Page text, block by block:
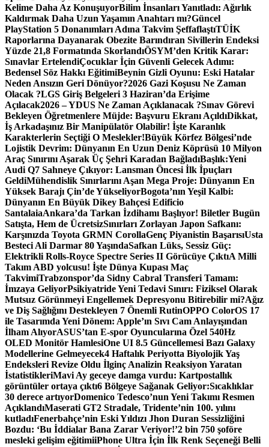
Kelime Daha Az KonuşuyorBilim İnsanları Yanıtladı: Ağırlık
Kaldırmak Daha Uzun Yaşamın Anahtarı mı?Güncel
PlayStation 5 Donanımları Adına Takvim ŞeffaflaştıTÜİK
Raporlarına Dayanarak Obezite Barındıran Sivillerin Endeksi
Yüzde 21,8 Formatında SkorlandıÖSYM’den Kritik Karar:
Sınavlar ErtelendiÇocuklar İçin Güvenli Gelecek Adımı:
Bedensel Söz Hakkı EğitimiBeynin Gizli Oyunu: Eski Hatalar
Neden Ansızın Geri Dönüyor?2026 Gazi Koşusu Ne Zaman
Olacak ?LGS Giriş Belgeleri 3 Haziran’da Erişime
Açılacak2026 – YDUS Ne Zaman Açıklanacak ?Sınav Görevi
Bekleyen Öğretmenlere Müjde: Başvuru Ekranı AçıldıDikkat,
İş Arkadaşınız Bir Manipülatör Olabilir! İşte Karanlık
Karakterlerin Seçtiği O Meslekler!Büyük Körfez Bölgesi’nde
Lojistik Devrim: Dünyanın En Uzun Deniz Köprüsü 10 Milyon
Araç Sınırını Aşarak Üç Şehri Karadan BağladıBaşlık:Yeni
Audi Q7 Sahneye Çıkıyor: Lansman Öncesi İlk İpuçları
GeldiMühendislik Sınırlarını Aşan Mega Proje: Dünyanın En
Yüksek Barajı Çin’de YükseliyorBogota’nın Yeşil Kalbi:
Dünyanın En Büyük Dikey Bahçesi Edificio
SantalaiaAnkara’da Tarkan İzdihamı Başlıyor! Biletler Bugün
Satışta, Hem de ÜcretsizSınırları Zorlayan Japon Safkanı:
Karşınızda Toyota GRMN CorollaGenç Piyanistin BaşarısıUsta
Besteci Ali Darmar 80 YaşındaSafkan Lüks, Sessiz Güç:
Elektrikli Rolls-Royce Spectre Series II Görücüye ÇıktıA Milli
Takım ABD yolcusu! İşte Dünya Kupası Maç
TakvimiTrabzonspor’da Sidny Cabral Transferi Tamam:
İmzaya GeliyorPsikiyatride Yeni Tedavi Sınırı: Fiziksel Olarak
Mutsuz Görünmeyi Engellemek Depresyonu Bitirebilir mi?Ağız
ve Diş Sağlığını Destekleyen 7 Önemli RutinOPPO ColorOS 17
ile Tasarımda Yeni Dönem: Apple’ın Sıvı Cam Anlayışından
İlham AlıyorASUS’tan E-spor Oyuncularına Özel 540Hz
OLED Monitör HamlesiOne UI 8.5 Güncellemesi Bazı Galaxy
Modellerine Gelmeyecek4 Haftalık Periyotta Biyolojik Yaş
Endeksleri Revize Oldu İlginç Analizin Reaksiyon Yaratan
İstatistikleriMavi Ay geceye damga vurdu: Kartpostallık
görüntüler ortaya çıktı6 Bölgeye Sağanak Geliyor:Sıcaklıklar
30 derece artıyorDomenico Tedesco’nun Yeni Takımı Resmen
AçıklandıMaserati GT2 Stradale, Tridente’nin 100. yılını
kutladıFenerbahçe’nin Eski Yıldızı Jhon Duran Sessizliğini
Bozdu: ‘Bu İddialar Bana Zarar Veriyor!’2 bin 750 şoföre
mesleki gelişim eğitimiiPhone Ultra İçin İlk Renk Seçeneği Belli